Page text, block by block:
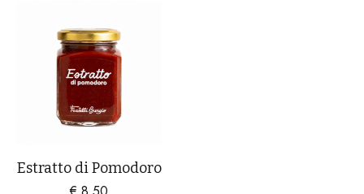
Estratto di Pomodoro